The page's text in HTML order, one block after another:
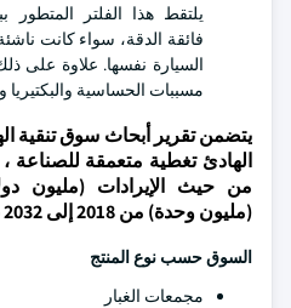
يلتقط هذا الفلتر المتطور
فائقة الدقة، سواء كانت
السيارة نفسها. علاوة على
مسببات الحساسية والبكتيريا
يتضمن تقرير أبحاث سوق تنقية
الهادئ تغطية متعمقة للصناعة
من حيث الإيرادات (مليون
(مليون وحدة) من 2018 إلى 2032 ، للقطاعات التالية:
السوق حسب نوع المنتج
مجمعات الغبار